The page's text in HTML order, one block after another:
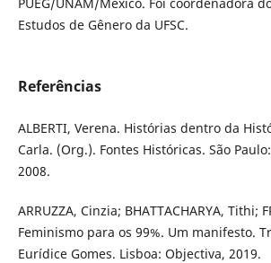
PUEG/UNAM/México. Foi coordenadora
Estudos de Gênero da UFSC.
Referências
ALBERTI, Verena. Histórias dentro da
Carla. (Org.). Fontes Históricas. São
2008.
ARRUZZA, Cinzia; BHATTACHARYA, Tithi;
Feminismo para os 99%. Um manifesto.
Eurídice Gomes. Lisboa: Objectiva, 2019.